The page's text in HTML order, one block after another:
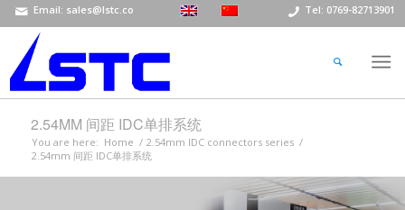
Email: sales@lstc.co Tel: 0769-82713901
2.54MM 间距 IDC单排系统
You are here: Home / 2.54mm IDC connectors series /
2.54mm 间距 IDC单排系统